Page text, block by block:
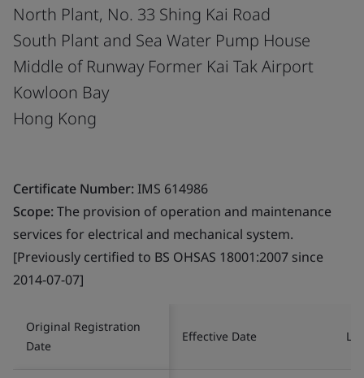
North Plant, No. 33 Shing Kai Road
South Plant and Sea Water Pump House
Middle of Runway Former Kai Tak Airport
Kowloon Bay
Hong Kong
Certificate Number:IMS 614986
Scope:The provision of operation and maintenance
services for electrical and mechanical system.
[Previously certified to BS OHSAS 18001:2007 since
2014-07-07]
Original Registration
Date
Effective Date